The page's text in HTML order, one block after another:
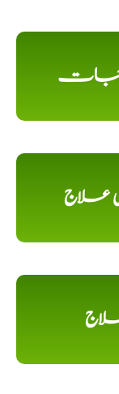
جات
علاج